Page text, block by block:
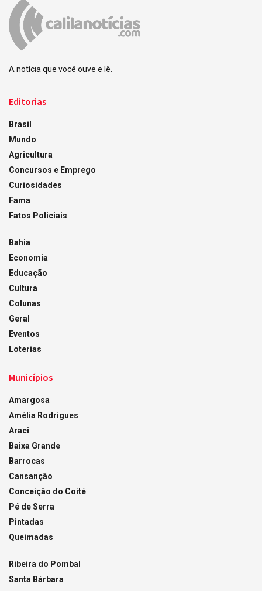
A notícia que você ouve e lê.
Editorias
Brasil
Mundo
Agricultura
Concursos e Emprego
Curiosidades
Fama
Fatos Policiais
Bahia
Economia
Educação
Cultura
Colunas
Geral
Eventos
Loterias
Municípios
Amargosa
Amélia Rodrigues
Araci
Baixa Grande
Barrocas
Cansanção
Conceição do Coité
Pé de Serra
Pintadas
Queimadas
Ribeira do Pombal
Santa Bárbara